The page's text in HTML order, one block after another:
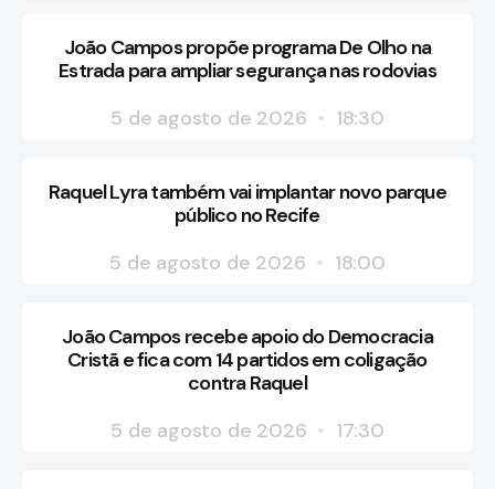
João Campos propõe programa De Olho na
Estrada para ampliar segurança nas rodovias
5 de agosto de 2026
18:30
Raquel Lyra também vai implantar novo parque
público no Recife
5 de agosto de 2026
18:00
João Campos recebe apoio do Democracia
Cristã e fica com 14 partidos em coligação
contra Raquel
5 de agosto de 2026
17:30